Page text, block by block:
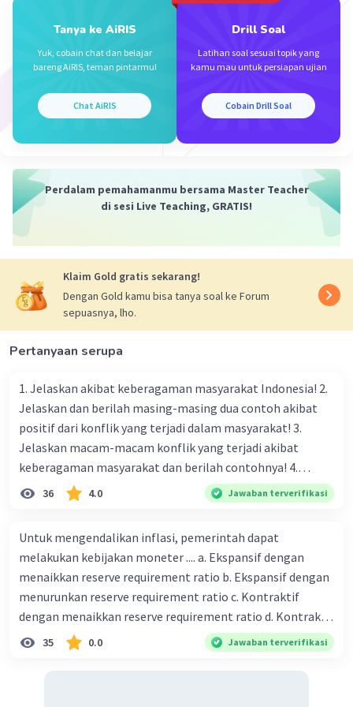
Tanya ke AiRIS
Yuk, cobain chat dan belajar
bareng AiRIS, teman pintarmu!
Chat AiRIS
Drill Soal
Latihan soal sesuai topik yang
kamu mau untuk persiapan ujian
Cobain Drill Soal
Perdalam pemahamanmu bersama Master Teacher
di sesi Live Teaching, GRATIS!
Klaim Gold gratis sekarang!
Dengan Gold kamu bisa tanya soal ke Forum
sepuasnya, lho.
Pertanyaan serupa
1. Jelaskan akibat keberagaman masyarakat Indonesia! 2.
Jelaskan dan berilah masing-masing dua contoh akibat
positif dari konflik yang terjadi dalam masyarakat! 3.
Jelaskan macam-macam konflik yang terjadi akibat
keberagaman masyarakat dan berilah contohnya! 4.
Mengapa dalam masyarakat yang memiliki keberagaman
bahasa, dan budaya. Berdasarkan pernyataan tersebut,
apa yang dapat kalian lakukan untuk menjaga
keberagaman supaya terhindar dari konflik?
36 4.0 Jawaban terverifikasi
Untuk mengendalikan inflasi, pemerintah dapat
melakukan kebijakan moneter .... a. Ekspansif dengan
menaikkan reserve requirement ratio b. Ekspansif dengan
menurunkan reserve requirement ratio c. Kontraktif
dengan menaikkan reserve requirement ratio d. Kontraktif
dengan menurunkan reserve requirement ratio e.
Ekspansif dengan menaikkan tingkat diskonto Bila Bank
35 0.0 Jawaban terverifikasi